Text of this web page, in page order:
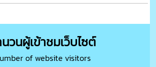
วนผู้เข้าชมเว็บไซต์
of website visitors